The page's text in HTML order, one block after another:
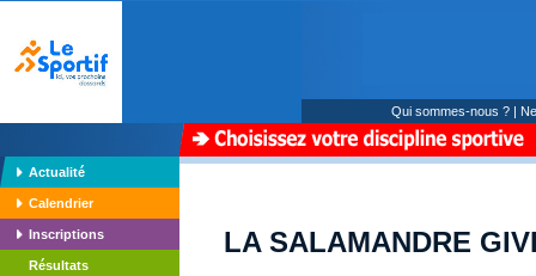
Qui sommes-nous ? |
Actualité
Calendrier
Inscriptions
Résultats
LA SALAMANDRE